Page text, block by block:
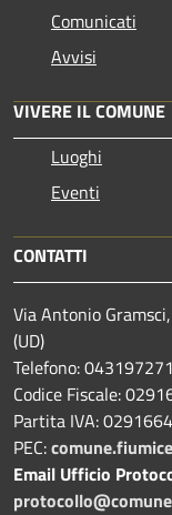
Comunicati
Avvisi
VIVERE IL COMUNE
Luoghi
Eventi
CONTATTI
Via Antonio
(UD)
Telefono:
Codice Fiscale:
Partita IVA:
PEC:
Email Ufficio